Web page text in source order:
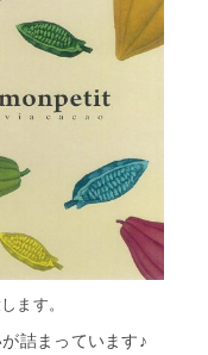
ます。
詰まっています♪